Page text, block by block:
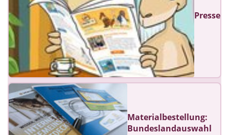
Presse
Materialbestellung:
Bundeslandauswahl